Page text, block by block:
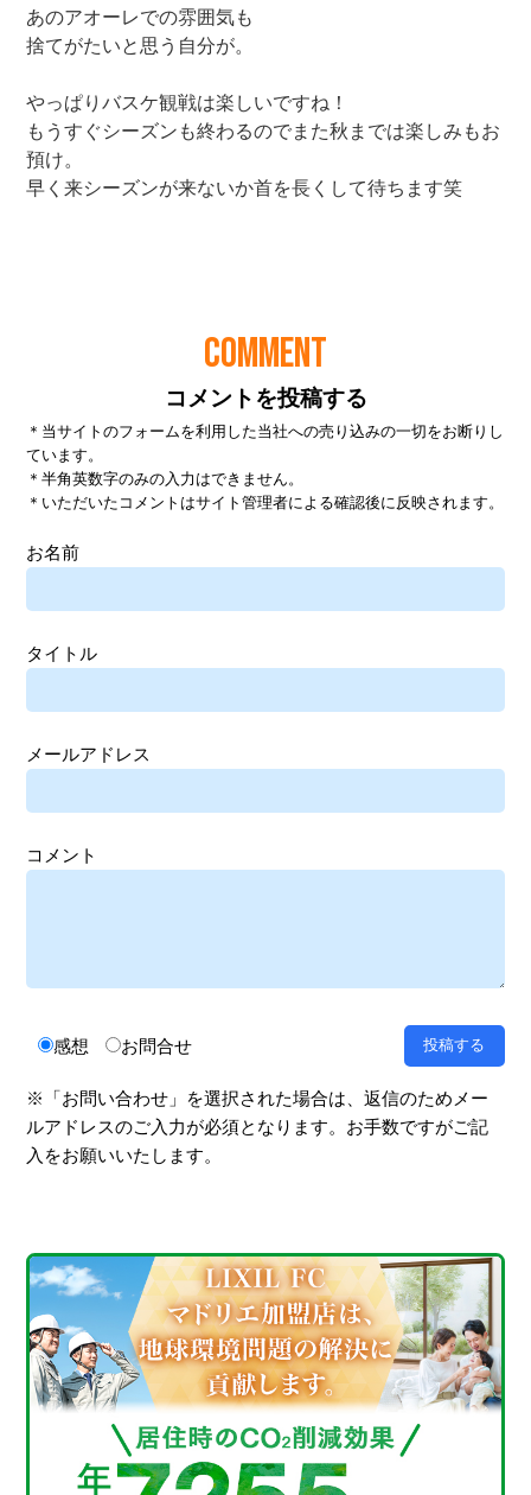
COMMENT
コメントを投稿する
＊当サイトのフォームを利用した当社への売り込みの一切をお断りし
ています。
＊半角英数字のみの入力はできません。
＊いただいたコメントはサイト管理者による確認後に反映されます。
お名前
タイトル
メールアドレス
コメント
感想 お問合せ
※「お問い合わせ」を選択された場合は、返信のためメー
ルアドレスのご入力が必須となります。お手数ですがご記
入をお願いいたします。